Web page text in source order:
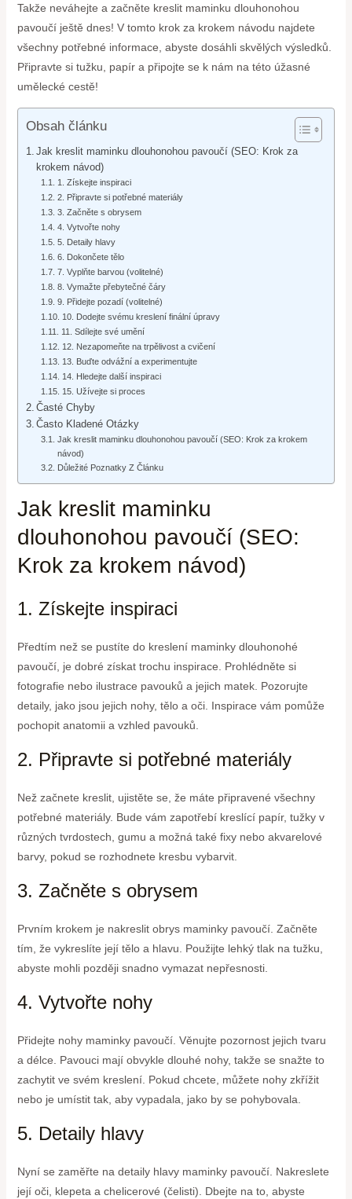
Takže neváhejte a začněte kreslit maminku dlouhonohou
pavoučí ještě dnes! V tomto krok za krokem návodu najdete
všechny potřebné informace, abyste dosáhli skvělých výsledků.
Připravte si tužku, papír a připojte se k nám na této úžasné
umělecké cestě!
Obsah článku
Jak kreslit maminku dlouhonohou pavoučí (SEO: Krok za
krokem návod)
1. Získejte inspiraci
2. Připravte si potřebné materiály
3. Začněte s obrysem
4. Vytvořte nohy
5. Detaily hlavy
6. Dokončete tělo
7. Vyplňte barvou (volitelné)
8. Vymažte přebytečné čáry
9. Přidejte pozadí (volitelné)
10. Dodejte svému kreslení finální úpravy
11. Sdílejte své umění
12. Nezapomeňte na trpělivost a cvičení
13. Buďte odvážní a experimentujte
14. Hledejte další inspiraci
15. Užívejte si proces
Časté Chyby
Často Kladené Otázky
Jak kreslit maminku dlouhonohou pavoučí (SEO: Krok za krokem
návod)
Důležité Poznatky Z Článku
Jak kreslit maminku
dlouhonohou pavoučí (SEO:
Krok za krokem návod)
1. Získejte inspiraci
Předtím než se pustíte do kreslení maminky dlouhonohé
pavoučí, je dobré získat trochu inspirace. Prohlédněte si
fotografie nebo ilustrace pavouků a jejich matek. Pozorujte
detaily, jako jsou jejich nohy, tělo a oči. Inspirace vám pomůže
pochopit anatomii a vzhled pavouků.
2. Připravte si potřebné materiály
Než začnete kreslit, ujistěte se, že máte připravené všechny
potřebné materiály. Bude vám zapotřebí kreslící papír, tužky v
různých tvrdostech, gumu a možná také fixy nebo akvarelové
barvy, pokud se rozhodnete kresbu vybarvit.
3. Začněte s obrysem
Prvním krokem je nakreslit obrys maminky pavoučí. Začněte
tím, že vykreslíte její tělo a hlavu. Použijte lehký tlak na tužku,
abyste mohli později snadno vymazat nepřesnosti.
4. Vytvořte nohy
Přidejte nohy maminky pavoučí. Věnujte pozornost jejich tvaru
a délce. Pavouci mají obvykle dlouhé nohy, takže se snažte to
zachytit ve svém kreslení. Pokud chcete, můžete nohy zkřížit
nebo je umístit tak, aby vypadala, jako by se pohybovala.
5. Detaily hlavy
Nyní se zaměřte na detaily hlavy maminky pavoučí. Nakreslete
její oči, klepeta a chelicerové (čelisti). Dbejte na to, abyste